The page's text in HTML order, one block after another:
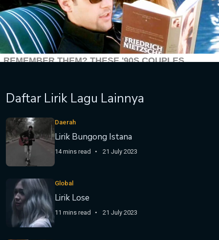
Daftar Lirik Lagu Lainnya
Daerah
Lirik Bungong Istana
14 mins read 21 July 2023
Global
Lirik Lose
11 mins read 21 July 2023